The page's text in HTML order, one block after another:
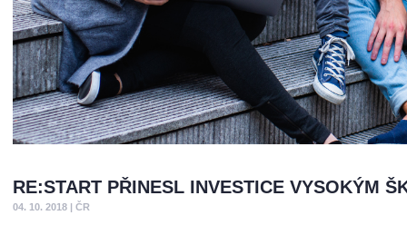
RE:START PŘINESL INVESTICE VYSOKÝM
04. 10. 2018 | ČR